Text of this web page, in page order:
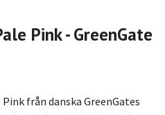
Pink - GreenGate
från danska GreenGates